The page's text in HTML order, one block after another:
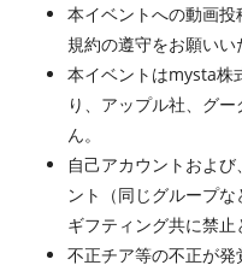
本イベントへの動画
規約の遵守をお願いい
本イベントはmysta株
り、アップル社、グ
ん。
自己アカウントおよ
ント（同じグループ
ギフティング共に禁止
不正チア等の不正が